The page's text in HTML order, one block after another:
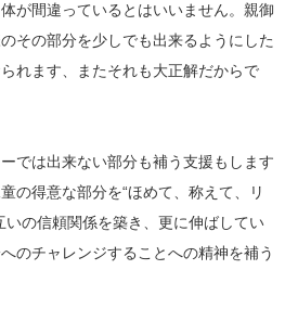
が間違っているとはいいません。親御
その部分を少しでも出来るようにした
れます、またそれも大正解だからで
では出来ない部分も補う支援もします
の得意な部分を“ほめて、称えて、リ
いの信頼関係を築き、更に伸ばしてい
のチャレンジすることへの精神を補う